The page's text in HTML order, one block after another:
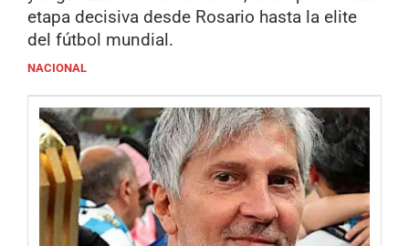
etapa decisiva desde Rosario hasta la elite
del fútbol mundial.
NACIONAL